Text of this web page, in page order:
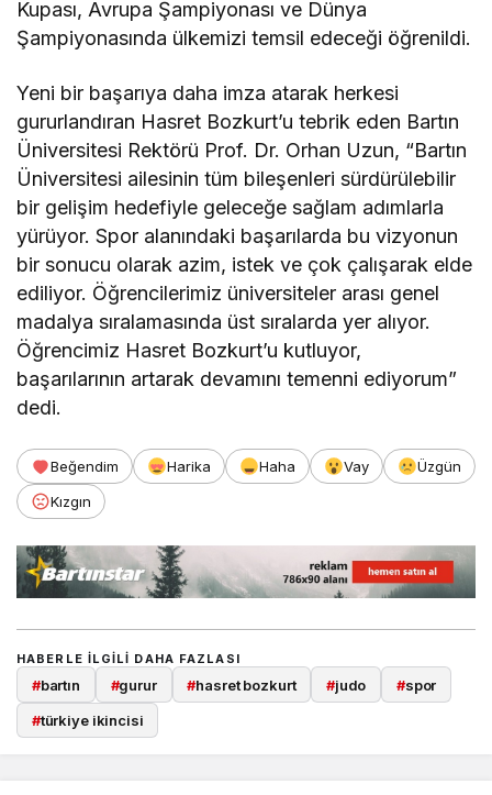
Kupası, Avrupa Şampiyonası ve Dünya
Şampiyonasında ülkemizi temsil edeceği öğrenildi.
Yeni bir başarıya daha imza atarak herkesi
gururlandıran Hasret Bozkurt’u tebrik eden Bartın
Üniversitesi Rektörü Prof. Dr. Orhan Uzun, “Bartın
Üniversitesi ailesinin tüm bileşenleri sürdürülebilir
bir gelişim hedefiyle geleceğe sağlam adımlarla
yürüyor. Spor alanındaki başarılarda bu vizyonun
bir sonucu olarak azim, istek ve çok çalışarak elde
ediliyor. Öğrencilerimiz üniversiteler arası genel
madalya sıralamasında üst sıralarda yer alıyor.
Öğrencimiz Hasret Bozkurt’u kutluyor,
başarılarının artarak devamını temenni ediyorum”
dedi.
Beğendim Harika Haha Vay
Üzgün
Kızgın
HABERLE ILGILI DAHA FAZLASI
#bartın #gurur #hasret bozkurt #judo #spor
#türkiye ikincisi